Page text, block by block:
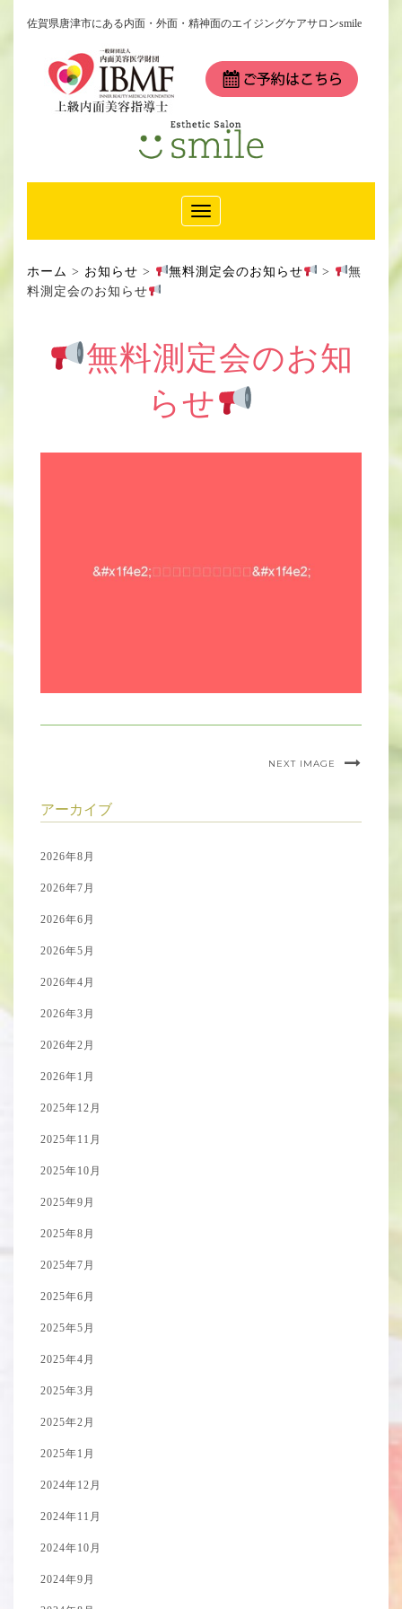
佐賀県唐津市にある内面・外面・精神面のエイジングケアサロンsmile
Toggle
Navigation
ホーム > お知らせ > 無料測定会のお知らせ >
無
料測定会のお知らせ
無料測定会のお知
らせ
NEXT IMAGE
アーカイブ
2026年8月
2026年7月
2026年6月
2026年5月
2026年4月
2026年3月
2026年2月
2026年1月
2025年12月
2025年11月
2025年10月
2025年9月
2025年8月
2025年7月
2025年6月
2025年5月
2025年4月
2025年3月
2025年2月
2025年1月
2024年12月
2024年11月
2024年10月
2024年9月